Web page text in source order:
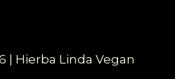
| Hierba Linda Vegan